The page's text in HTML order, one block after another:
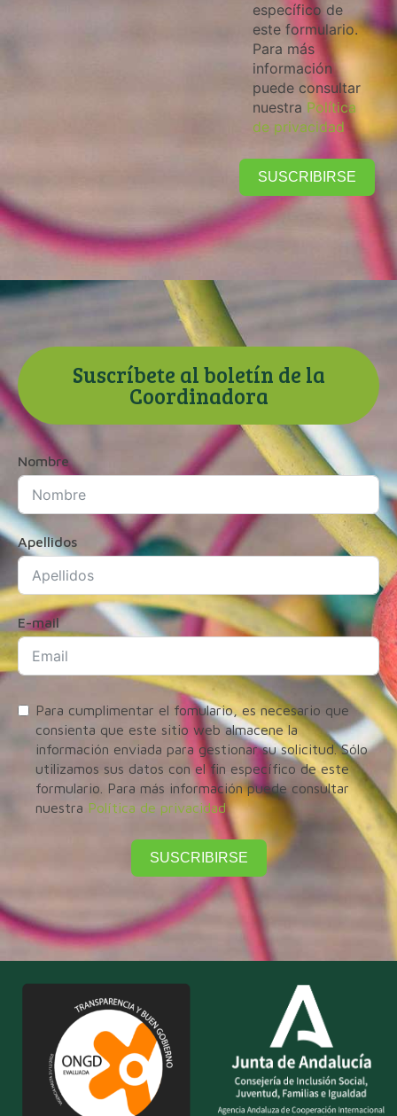
específico de
este formulario.
Para más
información
puede consultar
nuestra Política
de privacidad
SUSCRIBIRSE
Suscríbete al boletín de la
Coordinadora
Nombre
Apellidos
E-mail
Para cumplimentar el fomulario, es necesario que
consienta que este sitio web almacene la
información enviada para gestionar su solicitud. Sólo
utilizamos sus datos con el fin específico de este
formulario. Para más información puede consultar
nuestra Política de privacidad
SUSCRIBIRSE